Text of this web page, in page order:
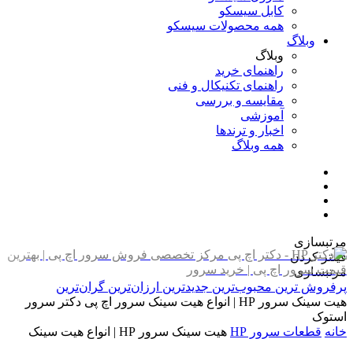
کابل سیسکو
همه محصولات سیسکو
وبلاگ
وبلاگ
راهنمای خرید
راهنمای تکنیکال و فنی
مقایسه و بررسی
آموزشی
اخبار و ترندها
همه وبلاگ
مرتبسازی
فیلتر کردن
مرتبسازی
پرفروش ترین محبوب‌ترین جدیدترین ارزان‌ترین گران‌ترین
هیت سینک سرور HP | انواع هیت سینک سرور اچ پی دکتر سرور
استوک
خانه قطعات سرور HP
هیت سینک سرور HP | انواع هیت سینک